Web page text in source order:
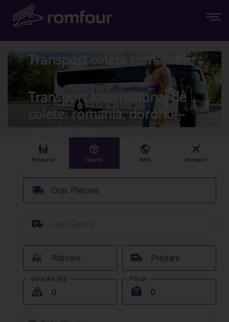
Transport colete romania
Transport International de
colete: romania, dorohoi -
austria, linz
󱠣
Persoane
󰏗
Colete
󰇧
AWB
󰀝
Aeroport
Oras Plecare
󰞈
󰳔
Ridicare
󰟉 Predare
󰔾
Greutate (kg)
󰖢
Plicuri
󰾱